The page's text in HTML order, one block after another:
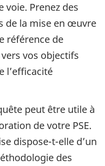
voie. Prenez des
de la mise en œuvre
référence de
vos objectifs
l’efficacité
peut être utile à
de votre PSE.
dispose-t-elle d’un
des